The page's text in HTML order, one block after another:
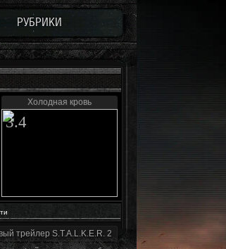
РУБРИКИ
Холодная кровь
3.4
трейлер S.T.A.L.K.E.R. 2